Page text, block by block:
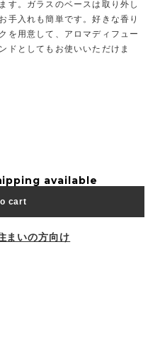
す。ガラスのベースは取り外し
手入れも簡単です。好きな香り
を用意して、アロマディフュー
ドとしてもお使いいただけま
available
cart
まいの方向け